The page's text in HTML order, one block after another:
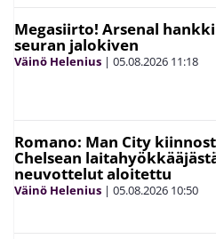
Megasiirto! Arsenal
seuran jalokiven
Väinö Helenius | 05.08.2026 11:18
Romano: Man City
Chelsean
neuvottelut aloitettu
Väinö Helenius | 05.08.2026 10:50